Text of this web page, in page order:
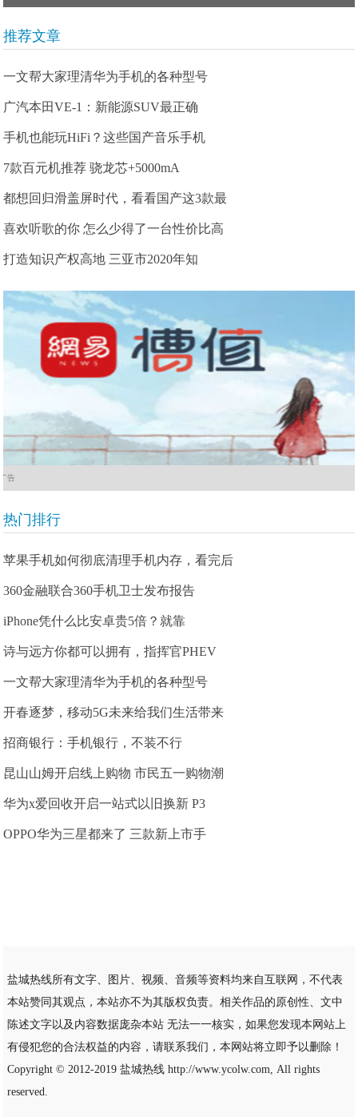
推荐文章
一文帮大家理清华为手机的各种型号
广汽本田VE-1：新能源SUV最正确
手机也能玩HiFi？这些国产音乐手机
7款百元机推荐 骁龙芯+5000mA
都想回归滑盖屏时代，看看国产这3款最
喜欢听歌的你 怎么少得了一台性价比高
打造知识产权高地 三亚市2020年知
广告
热门排行
苹果手机如何彻底清理手机内存，看完后
360金融联合360手机卫士发布报告
iPhone凭什么比安卓贵5倍？就靠
诗与远方你都可以拥有，指挥官PHEV
一文帮大家理清华为手机的各种型号
开春逐梦，移动5G未来给我们生活带来
招商银行：手机银行，不装不行
昆山山姆开启线上购物 市民五一购物潮
华为x爱回收开启一站式以旧换新 P3
OPPO华为三星都来了 三款新上市手
盐城热线所有文字、图片、视频、音频等资料均来自互联网，不代表
本站赞同其观点，本站亦不为其版权负责。相关作品的原创性、文中
陈述文字以及内容数据庞杂本站 无法一一核实，如果您发现本网站上
有侵犯您的合法权益的内容，请联系我们，本网站将立即予以删除！
Copyright © 2012-2019 盐城热线http://www.ycolw.com, All rights
reserved.